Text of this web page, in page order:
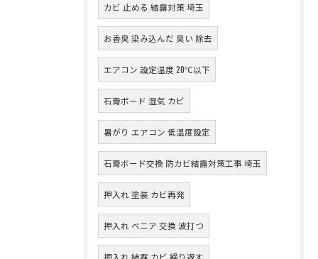
カビ 止める 結露対策 埼玉
お香臭 染み込んだ 臭い 除去
エアコン 設定温度 20℃以下
石膏ボード 湿気 カビ
暑がり エアコン 低温度設定
石膏ボード交換 防カビ結露対策工事 埼玉
押入れ 塗装 カビ再発
押入れ ベニア 交換 波打つ
押入れ 結露 カビ 繰り返す